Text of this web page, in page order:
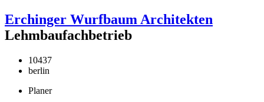
Erchinger Wurfbaum Architekten
Lehmbaufachbetrieb
10437
berlin
Planer